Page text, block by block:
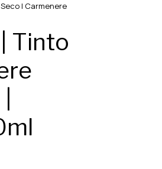
| Carmenere
Tinto